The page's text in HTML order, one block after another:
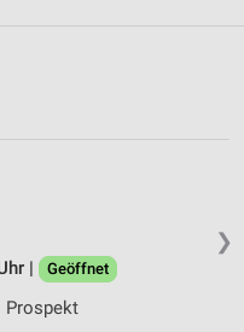
❯
|
Geöffnet
Prospekt
oder